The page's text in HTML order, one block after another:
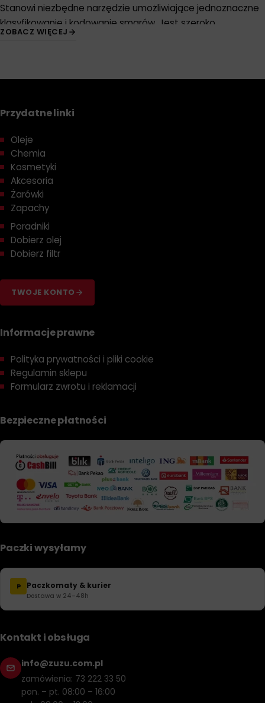
Stanowi niezbędne narzędzie umożliwiające jednoznaczne
klasyfikowanie i kodowanie smarów. Jest szeroko
wykorzystywana w przemyśle, gdzie precyzyjne określenie
uwzględnia różne aspekty smarów, takie jak ich baza (np.
olej mineralny, syntetyczny), konsystencja i zakres
temperaturowy pracy. Dzięki jasnym i zrozumiałym
oznaczeniom, użytkownicy mogą łatwo wybrać odpowiedni
smar do konkretnego zastosowania, minimalizując ryzyko
błędów w obsłudze maszyn. Specyfikacja ta jest niezwykle
wartościowa w utrzymaniu ruchu, automatyce, oraz innych
dziedzinach przemysłu ciężkiego, gdzie właściwy wybór
smaru ma bezpośredni wpływ na trwałość i niezawodność
ZOBACZ WIĘCEJ
Przydatne linki
Oleje
Chemia
Kosmetyki
Akcesoria
Żarówki
Zapachy
Poradniki
Dobierz olej
Dobierz filtr
TWOJE KONTO
Informacje prawne
Polityka prywatności i pliki cookie
Regulamin sklepu
Formularz zwrotu i reklamacji
Bezpieczne płatności
Paczki wysyłamy
P Paczkomaty & kurier
Dostawa w 24–48h
Kontakt i obsługa
info@zuzu.com.pl
zamówienia: 73 222 33 50
pon. – pt. 08:00 – 16:00